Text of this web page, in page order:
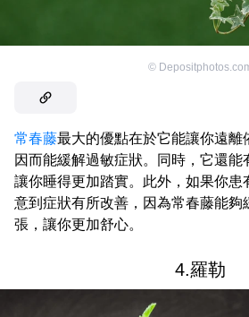
©
常春藤最大的優點在於它能讓你遠離
因而能緩解過敏症狀。同時，它還能
讓你睡得更加踏實。此外，如果你患
意到症狀有所改善，因為常春藤能夠
張，讓你更加舒心。
4.羅勒